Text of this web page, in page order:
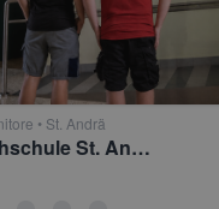
• St. Andrä
Fachschule St. Andrä (LFS) Lavanttal